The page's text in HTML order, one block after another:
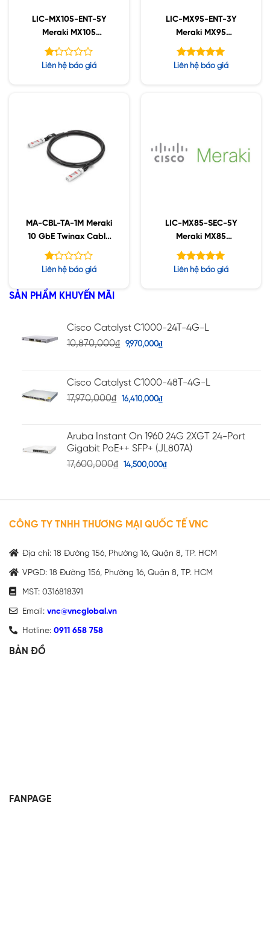
LIC-MX105-ENT-5Y
Meraki MX105
Enterprise License and
Support, 5YR
Được
Liên hệ báo giá
LIC-MX95-ENT-3Y
Meraki MX95
Enterprise License and
Support, 3YR
Được xếp
Liên hệ báo giá
MA-CBL-TA-1M Meraki
10 GbE Twinax Cable
with SFP+ Modules, 1
Được
hạng
1.22
Liên hệ báo giá
LIC-MX85-SEC-5Y
Meraki MX85
Advanced Security
Được xếp
Liên hệ báo giá
SẢN PHẨM KHUYẾN MÃI
Cisco Catalyst C1000-24T-4G-L
10,870,000₫ 9,970,000₫
Cisco Catalyst C1000-48T-4G-L
17,970,000₫ 16,410,000₫
Aruba Instant On 1960 24G 2XGT 24-Port
Gigabit PoE++ SFP+ (JL807A)
17,600,000₫ 14,500,000₫
CÔNG TY TNHH THƯƠNG MẠI QUỐC TẾ VNC
Địa chỉ: 18 Đường 156, Phường 16, Quận 8, TP. HCM
VPGD: 18 Đường 156, Phường 16, Quận 8, TP. HCM
MST: 0316818391
Email: vnc@vncglobal.vn
Hotline: 0911 658 758
BẢN ĐỒ
FANPAGE